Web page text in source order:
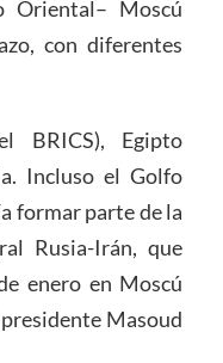
Oriental– Moscú
con diferentes
BRICS), Egipto
Incluso el Golfo
formar parte de la
Rusia-Irán, que
enero en Moscú
Masoud